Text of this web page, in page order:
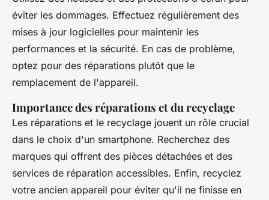
éviter les dommages. Effectuez régulièrement des
mises à jour logicielles pour maintenir les
performances et la sécurité. En cas de problème,
optez pour des réparations plutôt que le
remplacement de l'appareil.
Importance des réparations et du recyclage
Les réparations et le recyclage jouent un rôle crucial
dans le choix d'un smartphone. Recherchez des
marques qui offrent des pièces détachées et des
services de réparation accessibles. Enfin, recyclez
votre ancien appareil pour éviter qu'il ne finisse en